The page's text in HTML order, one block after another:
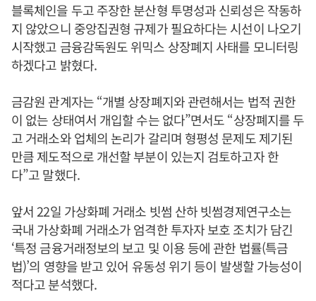
블록체인을 두고 주장한 분산형 투명성과 신뢰성은 작동하
지 않았으니 중앙집권형 규제가 필요하다는 시선이 나오기
시작했고 금융감독원도 위믹스 상장폐지 사태를 모니터링
하겠다고 밝혔다.
금감원 관계자는 “개별 상장폐지와 관련해서는 법적 권한
이 없는 상태여서 개입할 수는 없다”면서도 “상장폐지를 두
고 거래소와 업체의 논리가 갈리며 형평성 문제도 제기된
만큼 제도적으로 개선할 부분이 있는지 검토하고자 한
다”고 말했다.
앞서 22일 가상화폐 거래소 빗썸 산하 빗썸경제연구소는
국내 가상화폐 거래소가 엄격한 투자자 보호 조치가 담긴
‘특정 금융거래정보의 보고 및 이용 등에 관한 법률(특금
법)’의 영향을 받고 있어 유동성 위기 등이 발생할 가능성이
적다고 분석했다.